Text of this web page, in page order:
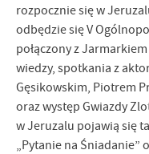
rozpocznie się w
odbędzie się V
połączony z
wiedzy, spotkania z
Gęsikowskim, Piotrem
oraz występ Gwiazdy
w Jeruzalu pojawią się
„Pytanie na Śniadanie”
ocenę naszych serwisów
popularności wśród
przetwarzane w formie
analityczne pliki cookies
funkcjonalności.
Reklamowe
Dzięki reklamowym
informacje i aktualności na
Promocyjne pliki cookies
komunikatów na
zwyczajów dotyczących
promocyjne mogą pojawić
firm będących naszymi
Więcej